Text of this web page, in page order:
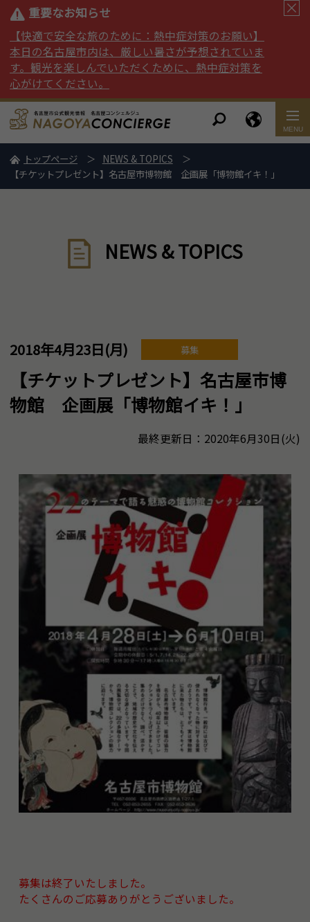
重要なお知らせ
【快適で安全な旅のために：熱中症対策のお願い】
本日の名古屋市内は、厳しい暑さが予想されていま
す。観光を楽しんでいただくために、熱中症対策を
心がけてください。
トップページ
NEWS & TOPICS
【チケットプレゼント】名古屋市博物館 企画展「博物館イキ！」
NEWS & TOPICS
2018年4月23日(月) 募集
【チケットプレゼント】名古屋市博
物館 企画展「博物館イキ！」
最終更新日：2020年6月30日(火)
募集は終了いたしました。
たくさんのご応募ありがとうございました。